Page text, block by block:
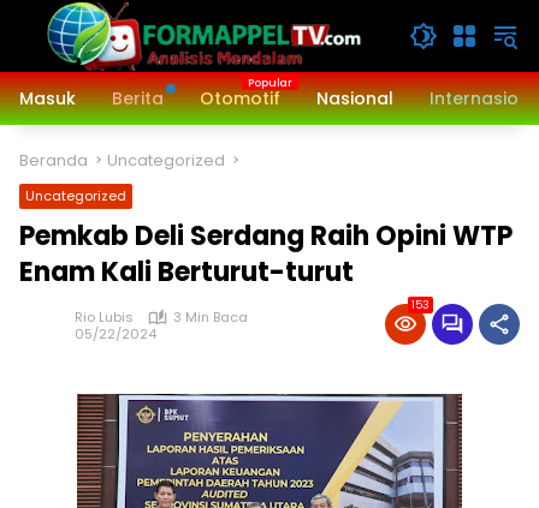
Langsung
konten
Masuk
Berita Otomotif Nasional
Beranda Uncategorized
Uncategorized
Pemkab Deli Serdang Raih Opini WTP
Enam Kali Berturut-turut
Rio Lubis
3 Min Baca
05/22/2024
153